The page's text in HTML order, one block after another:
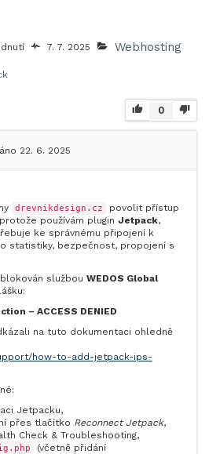
7. 7. 2025 Webhosting
0
22. 6. 2025
drevnikdesign.cz
povolit přístup
používám plugin Jetpack,
ke správnému připojení k
statistiky, bezpečnost, propojení s
službou WEDOS Global
– ACCESS DENIED
na tuto dokumentaci ohledně
how-to-add-jetpack-ips-
Jetpacku,
přes tlačítko Reconnect Jetpack,
Check & Troubleshooting,
(včetně přidání